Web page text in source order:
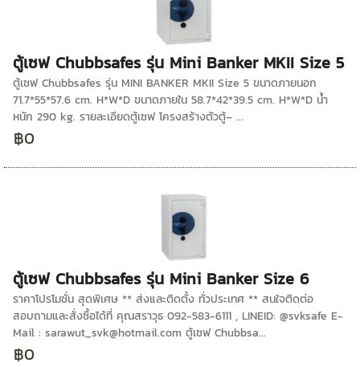
ตู้เซฟ Chubbsafes รุ่น Mini Banker MKII Size 5
ตู้เซฟ Chubbsafes รุ่น MINI BANKER MKII Size 5 ขนาดภายนอก
71.7*55*57.6 cm. H*W*D ขนาดภายใน 58.7*42*39.5 cm. H*W*D น้ำ
หนัก 290 kg. รายละเอียดตู้เซฟ โครงสร้างตัวตู้– ...
฿0
ตู้เซฟ Chubbsafes รุ่น Mini Banker Size 6
ราคาโปรโมชั่น สุดพิเศษ ** ส่งและติดตั้ง ทั่วประเทศ ** สนใจติดต่อ
สอบถามและสั่งซื้อได้ที่ คุณสราวุธ 092-583-6111 , LINEID: @svksafe E-
Mail : sarawut_svk@hotmail.com ตู้เซฟ Chubbsa...
฿0